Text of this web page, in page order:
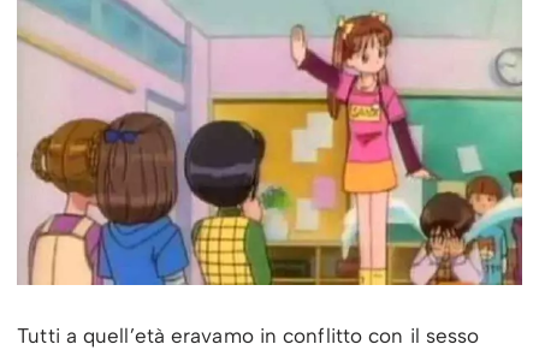
Tutti a quell’età eravamo in conflitto con il sesso